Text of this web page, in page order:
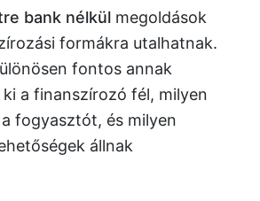
bank nélkül megoldások
formákra utalhatnak.
fontos annak
a finanszírozó fél, milyen
fogyasztót, és milyen
állnak